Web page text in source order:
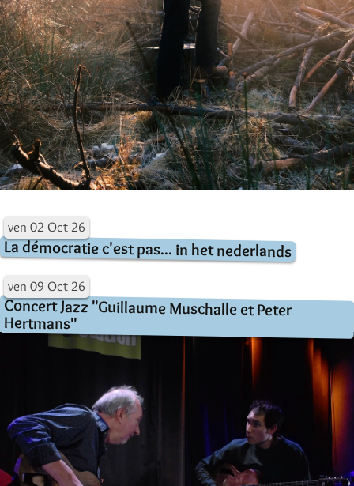
ven 02 Oct 26
La démocratie c'est pas... in het nederlands
ven 09 Oct 26
Concert Jazz "Guillaume Muschalle et Peter
Hertmans"